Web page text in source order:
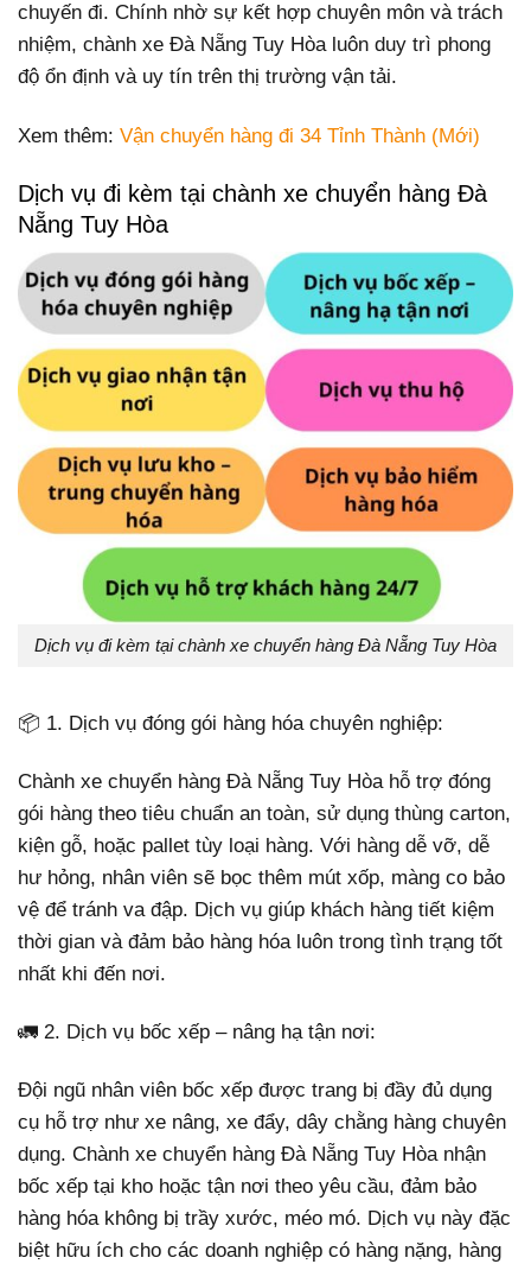
chuyến đi. Chính nhờ sự kết hợp chuyên môn và trách
nhiệm, chành xe Đà Nẵng Tuy Hòa luôn duy trì phong
độ ổn định và uy tín trên thị trường vận tải.
Xem thêm: Vận chuyển hàng đi 34 Tỉnh Thành (Mới)
Dịch vụ đi kèm tại chành xe chuyển hàng Đà
Nẵng Tuy Hòa
Dịch vụ đi kèm tại chành xe chuyển hàng Đà Nẵng Tuy Hòa
📦 1. Dịch vụ đóng gói hàng hóa chuyên nghiệp:
Chành xe chuyển hàng Đà Nẵng Tuy Hòa hỗ trợ đóng
gói hàng theo tiêu chuẩn an toàn, sử dụng thùng carton,
kiện gỗ, hoặc pallet tùy loại hàng. Với hàng dễ vỡ, dễ
hư hỏng, nhân viên sẽ bọc thêm mút xốp, màng co bảo
vệ để tránh va đập. Dịch vụ giúp khách hàng tiết kiệm
thời gian và đảm bảo hàng hóa luôn trong tình trạng tốt
nhất khi đến nơi.
🚛 2. Dịch vụ bốc xếp – nâng hạ tận nơi:
Đội ngũ nhân viên bốc xếp được trang bị đầy đủ dụng
cụ hỗ trợ như xe nâng, xe đẩy, dây chằng hàng chuyên
dụng. Chành xe chuyển hàng Đà Nẵng Tuy Hòa nhận
bốc xếp tại kho hoặc tận nơi theo yêu cầu, đảm bảo
hàng hóa không bị trầy xước, méo mó. Dịch vụ này đặc
biệt hữu ích cho các doanh nghiệp có hàng nặng, hàng